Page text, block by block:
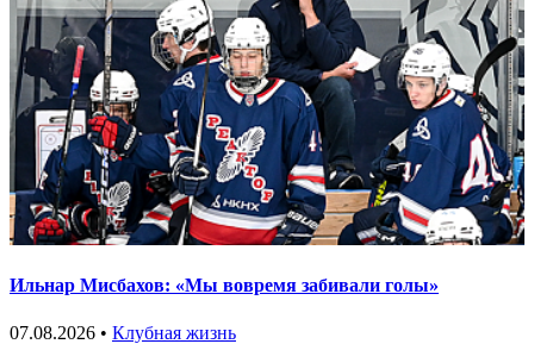
Ильнар Мисбахов: «Мы вовремя забивали голы»
07.08.2026 • Клубная жизнь